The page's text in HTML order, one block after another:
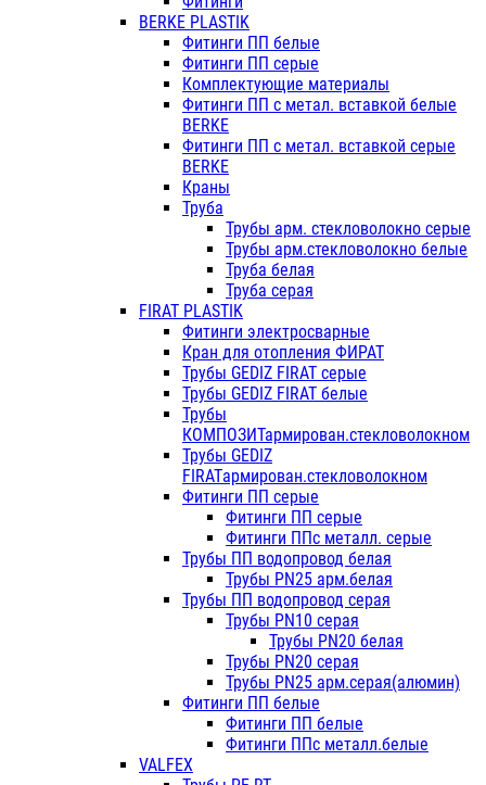
BERKE PLASTIK
Фитинги ПП белые
Фитинги ПП серые
Комплектующие материалы
Фитинги ПП с метал. вставкой белые
BERKE
Фитинги ПП с метал. вставкой серые
BERKE
Краны
Труба
Трубы арм. стекловолокно серые
Трубы арм.стекловолокно белые
Труба белая
Труба серая
FIRAT PLASTIK
Фитинги электросварные
Кран для отопления ФИРАТ
Трубы GEDIZ FIRAT серые
Трубы GEDIZ FIRAT белые
Трубы
КОМПОЗИТармирован.стекловолокном
Трубы GEDIZ
FIRATармирован.стекловолокном
Фитинги ПП серые
Фитинги ПП серые
Фитинги ППс металл. серые
Трубы ПП водопровод белая
Трубы PN25 арм.белая
Трубы ПП водопровод серая
Трубы PN10 серая
Трубы PN20 белая
Трубы PN20 серая
Трубы PN25 арм.серая(алюмин)
Фитинги ПП белые
Фитинги ПП белые
Фитинги ППс металл.белые
VALFEX